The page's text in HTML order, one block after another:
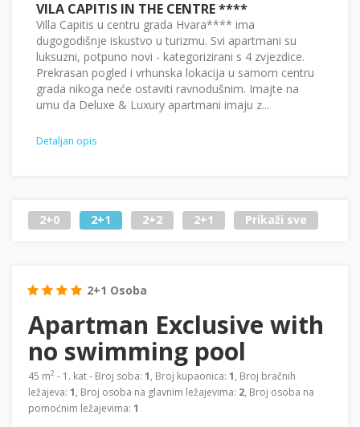
VILA CAPITIS IN THE CENTRE ****
Villa Capitis u centru grada Hvara**** ima
dugogodišnje iskustvo u turizmu. Svi apartmani su
luksuzni, potpuno novi - kategorizirani s 4 zvjezdice.
Prekrasan pogled i vrhunska lokacija u samom centru
grada nikoga neće ostaviti ravnodušnim. Imajte na
umu da Deluxe & Luxury apartmani imaju z...
Detaljan opis
2+0 2+1 2+2 2+1 Prikaži sve
2+1 Osoba
Apartman Exclusive with
no swimming pool
45 m2 - 1. kat - Broj soba: 1, Broj kupaonica: 1, Broj bračnih
ležajeva: 1, Broj osoba na glavnim ležajevima: 2, Broj osoba na
pomoćnim ležajevima: 1